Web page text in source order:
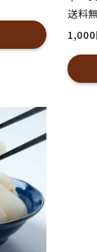
送料